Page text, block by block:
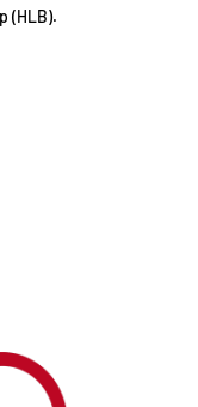
(HLB).